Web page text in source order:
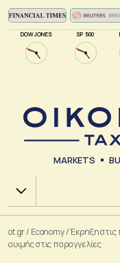
DOW JONES SP 500
MARKETS
Χ.Α.
ot.gr/ Economy/Έκρηξη στις
αιχμής στις παραγγελίες